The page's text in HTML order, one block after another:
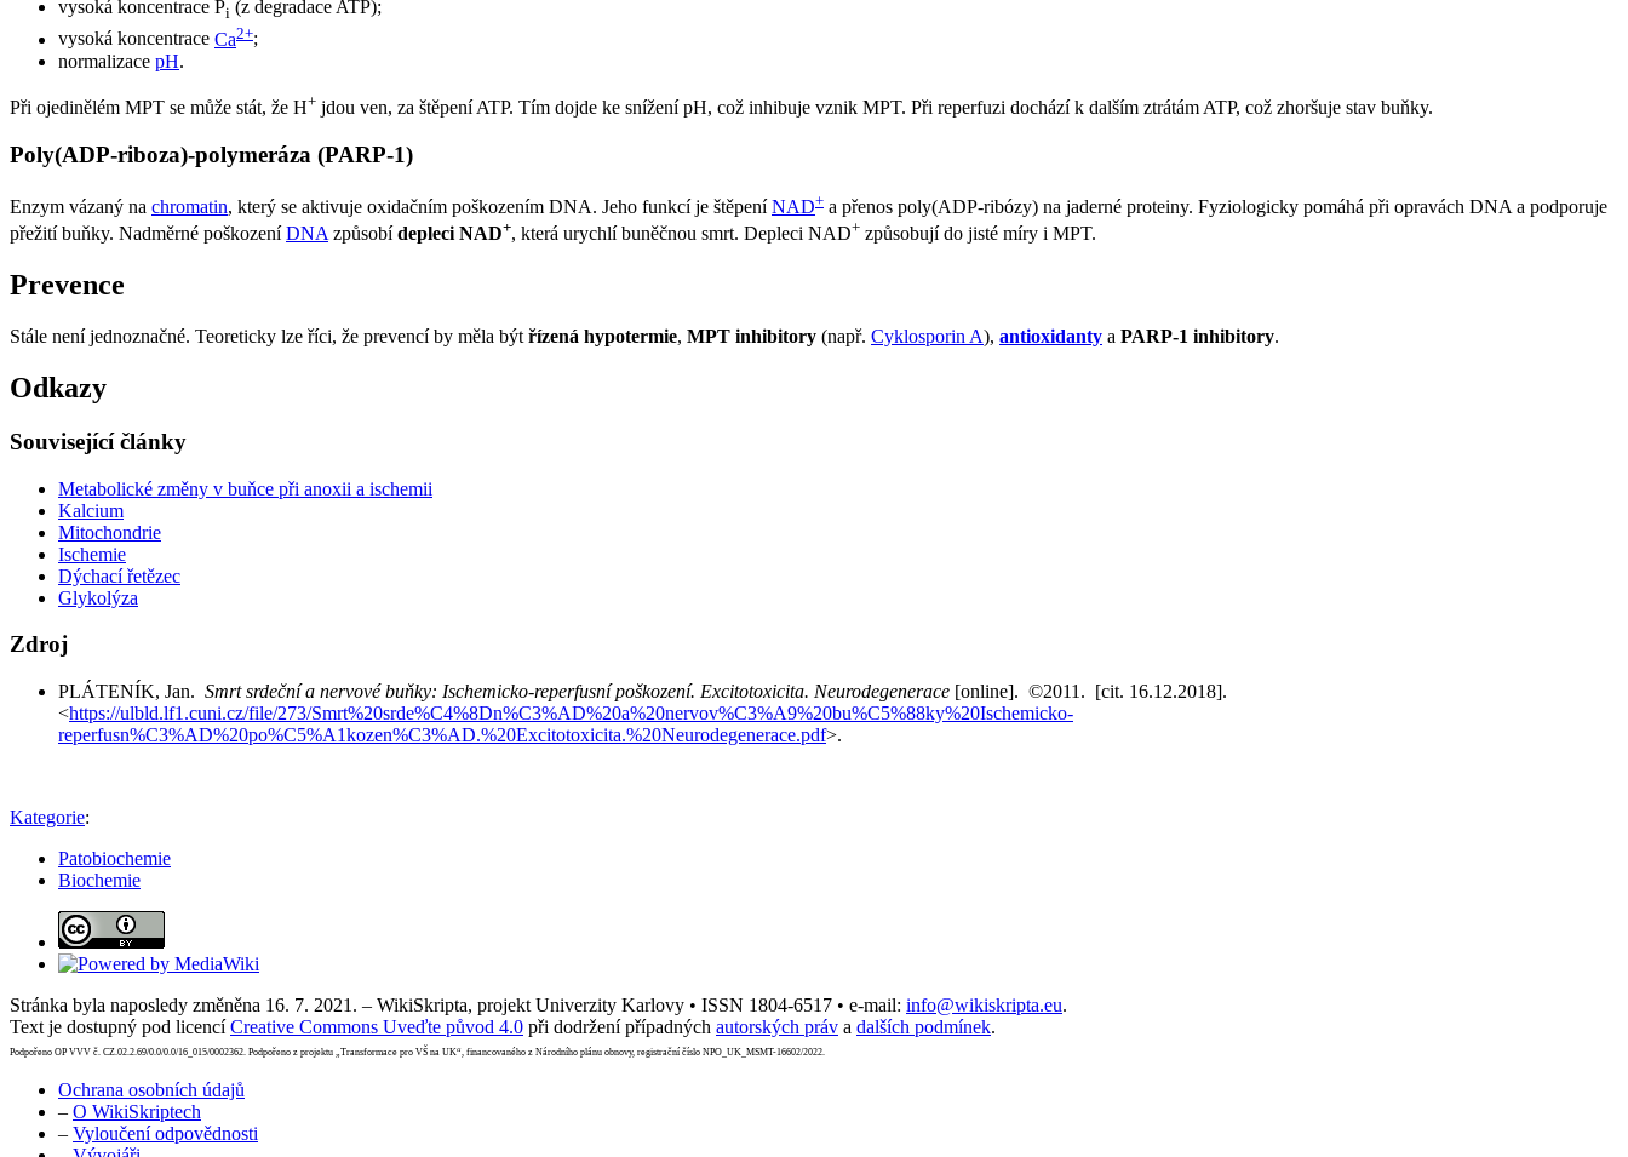
vysoká koncentrace Pi (z degradace ATP);
vysoká koncentrace Ca2+;
normalizace pH.
Při ojedinělém MPT se může stát, že H+ jdou ven, za štěpení ATP. Tím dojde ke snížení pH, což inhibuje vznik MPT. Při reperfuzi dochází k dalším ztrátám ATP, což zhoršuje stav buňky.
Poly(ADP-riboza)-polymeráza (PARP-1)
Enzym vázaný na chromatin, který se aktivuje oxidačním poškozením DNA. Jeho funkcí je štěpeníNAD+ a přenos poly(ADP-ribózy) na jaderné proteiny. Fyziologicky pomáhá při opravách DNA a podporuje
přežití buňky. Nadměrné poškozeníDNA způsobídepleci NAD+, která urychlí buněčnou smrt. Depleci NAD+ způsobují do jisté míry i MPT.
Prevence
Stále není jednoznačné. Teoreticky lze říci, že prevencí by měla být řízená hypotermie, MPT inhibitory (např. Cyklosporin A), antioxidanty a PARP-1 inhibitory.
Odkazy
Související články
Metabolické změny v buňce při anoxii a ischemii
Kalcium
Mitochondrie
Ischemie
Dýchací řetězec
Glykolýza
Zdroj
PLÁTENÍK, Jan. Smrt srdeční a nervové buňky: Ischemicko-reperfusní poškození. Excitotoxicita. Neurodegenerace [online]. ©2011. [cit. 16.12.2018].
<https://ulbld.lf1.cuni.cz/file/273/Smrt%20srde%C4%8Dn%C3%AD%20a%20nervov%C3%A9%20bu%C5%88ky%20Ischemicko-
reperfusn%C3%AD%20po%C5%A1kozen%C3%AD.%20Excitotoxicita.%20Neurodegenerace.pdf>.
Kategorie:
Patobiochemie
Biochemie
Stránka byla naposledy změněna 16. 7. 2021. – WikiSkripta, projekt Univerzity Karlovy • ISSN 1804-6517 • e-mail: info@wikiskripta.eu.
Text je dostupný pod licencíCreative Commons Uveďte původ 4.0 při dodržení případných autorských práv a dalších podmínek.
Podpořeno OP VVV č. CZ.02.2.69/0.0/0.0/16_015/0002362. Podpořeno z projektu „Transformace pro VŠ na UK“, financovaného z Národního plánu obnovy, registrační číslo NPO_UK_MSMT-16602/2022.
Ochrana osobních údajů
– O WikiSkriptech
– Vyloučení odpovědnosti